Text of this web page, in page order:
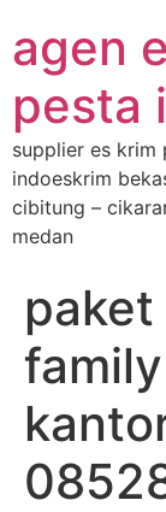
agen
pesta
supplier es krim
indoeskrim
cibitung –
medan